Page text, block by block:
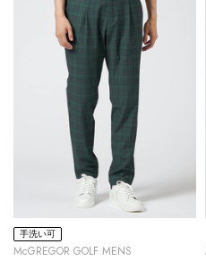
手洗い可
McGREGOR GOLF MENS